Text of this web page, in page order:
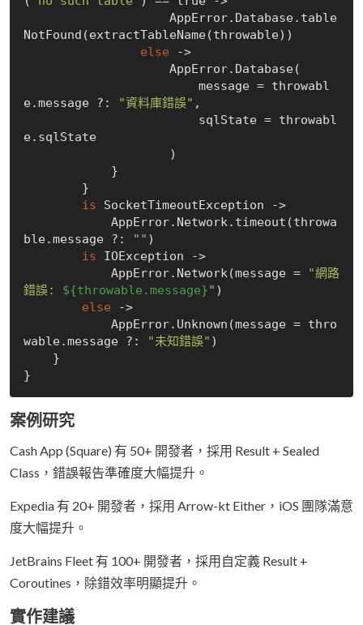
NotFound(extractTableName(throwable))
else ->
e.message ?:
"資料庫錯誤" ,
e.sqlState
is SocketTimeoutException ->
ble.message ?:
"" )
is IOException ->
            AppError.Network(message =
"網路
錯誤: ${throwable.message}" )
else ->
wable.message ?:
"未知錯誤" )
案例研究
Cash App (Square) 有 50+ 開發者，採用 Result + Sealed
Class，錯誤報告準確度大幅提升。
Expedia 有 20+ 開發者，採用 Arrow-kt Either，iOS 團隊滿意
度大幅提升。
JetBrains Fleet 有 100+ 開發者，採用自定義 Result +
Coroutines，除錯效率明顯提升。
實作建議